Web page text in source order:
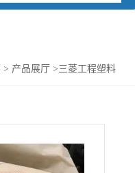
> 产品展厅 >三菱工程塑料